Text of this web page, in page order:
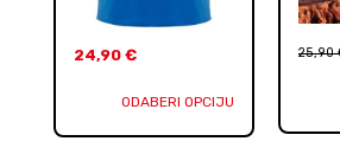
24,90 €
ODABERI OPCIJU
25,90